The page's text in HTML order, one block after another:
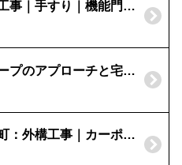
香芝市：外構工事｜手すり｜機能門柱ルシアスポストユニット
桜井市：スロープのアプローチと宅配ボックス門柱｜コルディアラック
北葛城郡広陵町：外構工事｜カーポート｜ネスカR｜目隠しフェンス